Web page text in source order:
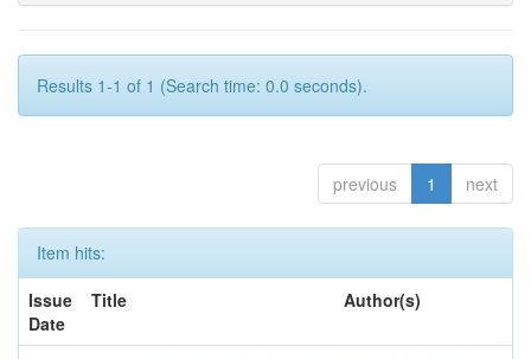
Results 1-1 of 1 (Search time: 0.0 seconds).
previous 1 next
Item hits:
Issue
Date
Title Author(s)